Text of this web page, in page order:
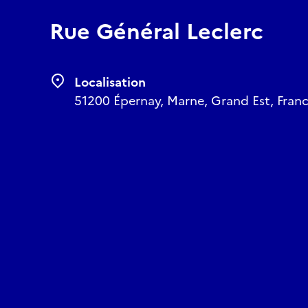
Rue Général Leclerc
Localisation
51200 Épernay, Marne, Grand Est,